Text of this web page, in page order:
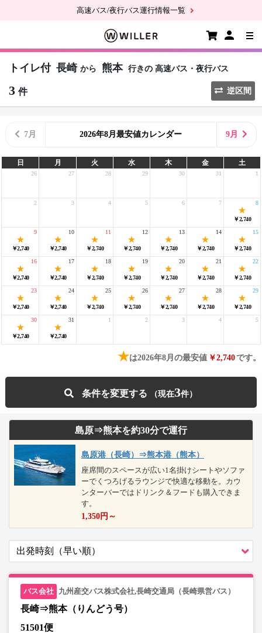
高速バス/夜行バス運行情報一覧
トイレ付 長崎 から 熊本 行きの 高速バス・夜行バス
3 件 逆区間
7月 2026年8月最安値カレンダー 9月
日 月 火 水 木 金 土
26 27 28 29 30 31 1
2 3 4 5 6 7
￥2,740
8
￥2,740
9
￥2,740
10
￥2,740
11
￥2,740
12
￥2,740
13
￥2,740
14
￥2,740
15
￥2,740
16
￥2,740
17
￥2,740
18
￥2,740
19
￥2,740
20
￥2,740
21
￥2,740
22
￥2,740
23
￥2,740
24
￥2,740
25
￥2,740
26
￥2,740
27
￥2,740
28
￥2,740
29
￥2,740
30
￥2,740
31 1 2 3 4 5
★は2026年8月の最安値 ￥2,740です。
条件を変更する 3
島原⇒熊本を約30分で運行
島原港（長崎）⇒熊本港（熊本）
座席間のスペースが広い1名掛けシートやソファ
ーでくつろげるラウンジで快適な移動を。カウ
ンターバーではドリンク＆フードも購入できま
す。
1,350 円～
九州産交バス株式会社,長崎交通局（長崎県営バス）
長崎⇒熊本（りんどう号）
51501便